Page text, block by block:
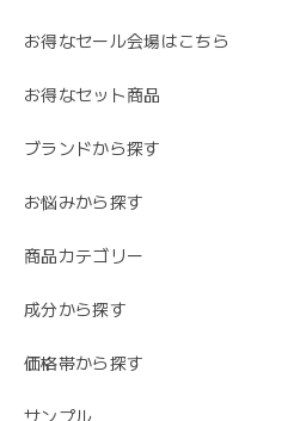
お得なセール会場はこちら
お得なセット商品
ブランドから探す
お悩みから探す
商品カテゴリー
成分から探す
価格帯から探す